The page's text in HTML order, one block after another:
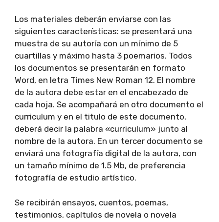
Los materiales deberán enviarse con las
siguientes características: se presentará una
muestra de su autoría con un mínimo de 5
cuartillas y máximo hasta 3 poemarios. Todos
los documentos se presentarán en formato
Word, en letra Times New Roman 12. El nombre
de la autora debe estar en el encabezado de
cada hoja. Se acompañará en otro documento el
curriculum y en el titulo de este documento,
deberá decir la palabra «curriculum» junto al
nombre de la autora. En un tercer documento se
enviará una fotografía digital de la autora, con
un tamaño mínimo de 1.5 Mb, de preferencia
fotografía de estudio artístico.
Se recibirán ensayos, cuentos, poemas,
testimonios, capítulos de novela o novela